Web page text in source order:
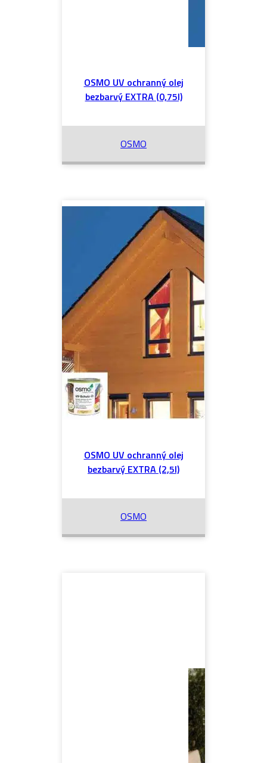
OSMO UV ochranný olej
bezbarvý EXTRA (0,75l)
OSMO
OSMO UV ochranný olej
bezbarvý EXTRA (2,5l)
OSMO